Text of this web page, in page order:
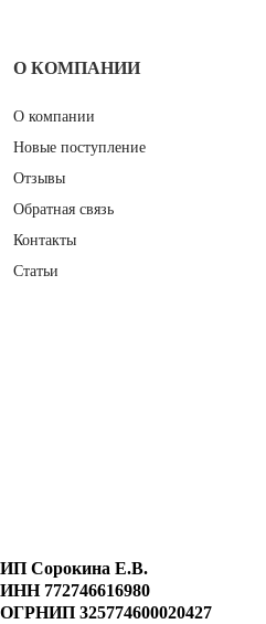
О КОМПАНИИ
О компании
Новые поступление
Отзывы
Обратная связь
Контакты
Статьи
ИП Сорокина Е.В.
ИНН 772746616980
ОГРНИП 325774600020427